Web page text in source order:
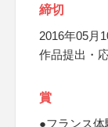
締切
2016年05月
作品提出・
賞
●フランス